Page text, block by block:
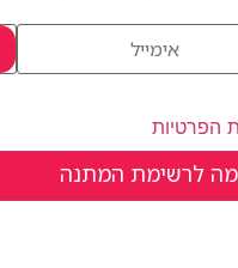
הפרטיות